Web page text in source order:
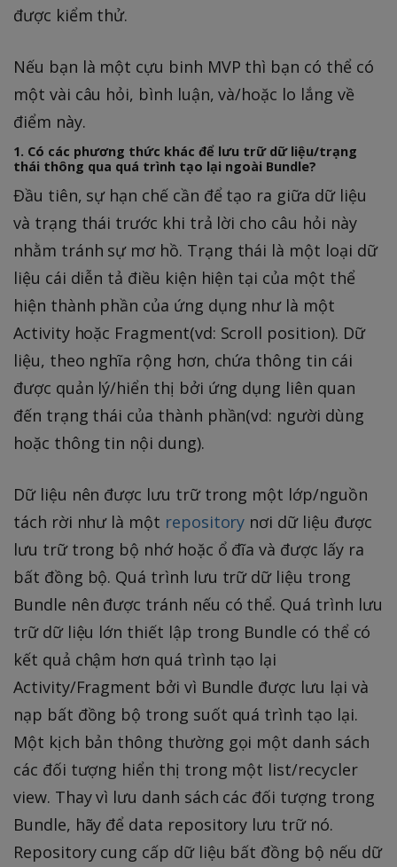
được kiểm thử.
Nếu bạn là một cựu binh MVP thì bạn có thể có
một vài câu hỏi, bình luận, và/hoặc lo lắng về
điểm này.
1. Có các phương thức khác để lưu trữ dữ liệu/trạng
thái thông qua quá trình tạo lại ngoài Bundle?
Đầu tiên, sự hạn chế cần để tạo ra giữa dữ liệu
và trạng thái trước khi trả lời cho câu hỏi này
nhằm tránh sự mơ hồ. Trạng thái là một loại dữ
liệu cái diễn tả điều kiện hiện tại của một thể
hiện thành phần của ứng dụng như là một
Activity hoặc Fragment(vd: Scroll position). Dữ
liệu, theo nghĩa rộng hơn, chứa thông tin cái
được quản lý/hiển thị bởi ứng dụng liên quan
đến trạng thái của thành phần(vd: người dùng
hoặc thông tin nội dung).
Dữ liệu nên được lưu trữ trong một lớp/nguồn
tách rời như là một repository nơi dữ liệu được
lưu trữ trong bộ nhớ hoặc ổ đĩa và được lấy ra
bất đồng bộ. Quá trình lưu trữ dữ liệu trong
Bundle nên được tránh nếu có thể. Quá trình lưu
trữ dữ liệu lớn thiết lập trong Bundle có thể có
kết quả chậm hơn quá trình tạo lại
Activity/Fragment bởi vì Bundle được lưu lại và
nạp bất đồng bộ trong suốt quá trình tạo lại.
Một kịch bản thông thường gọi một danh sách
các đối tượng hiển thị trong một list/recycler
view. Thay vì lưu danh sách các đối tượng trong
Bundle, hãy để data repository lưu trữ nó.
Repository cung cấp dữ liệu bất đồng bộ nếu dữ